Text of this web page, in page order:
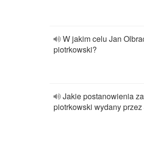
W jakim celu Jan
piotrkowski?
Jakie postanowienia
piotrkowski wydany